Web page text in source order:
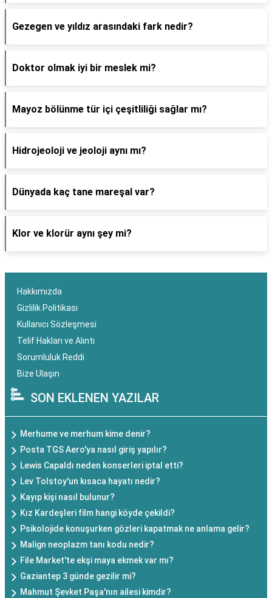
Gezegen ve yıldız arasındaki fark nedir?
Doktor olmak iyi bir meslek mi?
Mayoz bölünme tür içi çeşitliliği sağlar mı?
Hidrojeoloji ve jeoloji aynı mı?
Dünyada kaç tane mareşal var?
Klor ve klorür aynı şey mi?
Hakkımızda
Gizlilik Politikası
Kullanıcı Sözleşmesi
Telif Hakları ve Alıntı
Sorumluluk Reddi
Bize Ulaşın
SON EKLENEN YAZILAR
Merhume ve merhum kime denir?
Posta TGS Aero'ya nasıl giriş yapılır?
Lewis Capaldı neden konserleri iptal etti?
Lev Tolstoy'un kısaca hayatı nedir?
Kayıp kişi nasıl bulunur?
Kız Kardeşleri film hangi köyde çekildi?
Psikolojide konuşurken gözleri kapatmak ne anlama gelir?
Malign neoplazm tanı kodu nedir?
File Market'te ekşi maya ekmek var mı?
Gaziantep 3 günde gezilir mi?
Mahmut Şevket Paşa'nın ailesi kimdir?